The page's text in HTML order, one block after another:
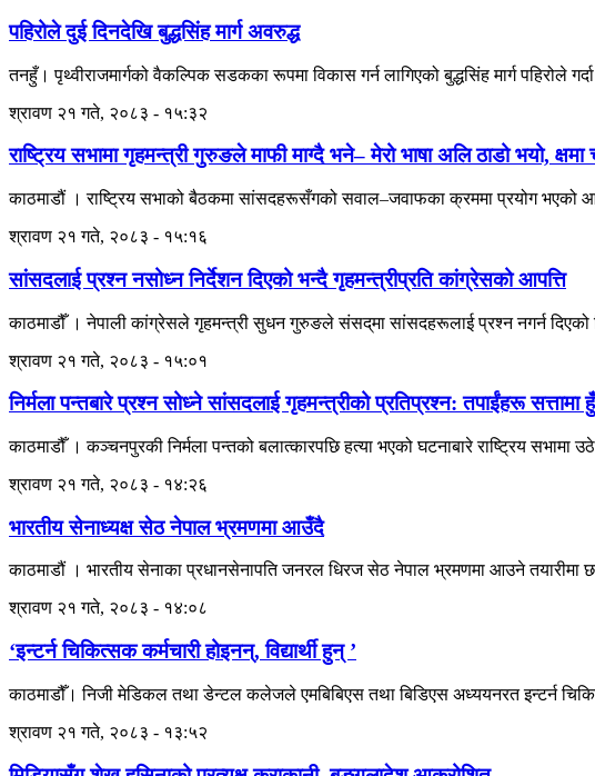
पहिरोले दुई दिनदेखि बुद्धसिंह मार्ग अवरुद्ध
तनहुँ। पृथ्वीराजमार्गको वैकल्पिक सडकका रूपमा विकास गर्न लागिएको बुद्धसिंह मार्ग पहिरोले
श्रावण २१ गते, २०८३ - १५:३२
राष्ट्रिय सभामा गृहमन्त्री गुरुङले माफी माग्दै भने– मेरो भाषा अलि ठाडो भयो, क्षमा
काठमाडौं । राष्ट्रिय सभाको बैठकमा सांसदहरूसँगको सवाल–जवाफका क्रममा प्रयोग भएको
श्रावण २१ गते, २०८३ - १५:१६
सांसदलाई प्रश्न नसोध्न निर्देशन दिएको भन्दै गृहमन्त्रीप्रति कांग्रेसको आपत्ति
काठमाडौँ । नेपाली कांग्रेसले गृहमन्त्री सुधन गुरुङले संसद्‌मा सांसदहरूलाई प्रश्न नगर्न
श्रावण २१ गते, २०८३ - १५:०१
निर्मला पन्तबारे प्रश्न सोध्ने सांसदलाई गृहमन्त्रीको प्रतिप्रश्न: तपाईंहरू सत्तामा
काठमाडौँ । कञ्चनपुरकी निर्मला पन्तको बलात्कारपछि हत्या भएको घटनाबारे राष्ट्रिय
श्रावण २१ गते, २०८३ - १४:२६
भारतीय सेनाध्यक्ष सेठ नेपाल भ्रमणमा आउँदै
काठमाडौं । भारतीय सेनाका प्रधानसेनापति जनरल धिरज सेठ नेपाल भ्रमणमा आउने
श्रावण २१ गते, २०८३ - १४:०८
‘इन्टर्न चिकित्सक कर्मचारी होइनन्, विद्यार्थी हुन् ’
काठमाडौँ। निजी मेडिकल तथा डेन्टल कलेजले एमबिबिएस तथा बिडिएस अध्ययनरत इन्टर्न
श्रावण २१ गते, २०८३ - १३:५२